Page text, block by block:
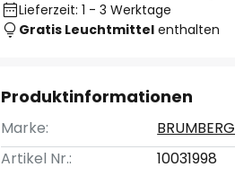
Lieferzeit: 1 - 3 Werktage
Gratis Leuchtmittel enthalten
Produktinformationen
Marke:
BRUMBERG
Artikel Nr.:
10031998